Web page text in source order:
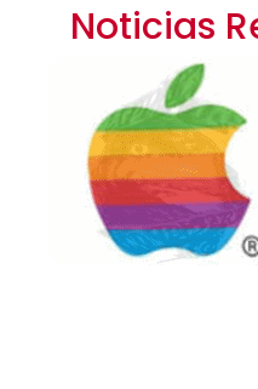
Noticias